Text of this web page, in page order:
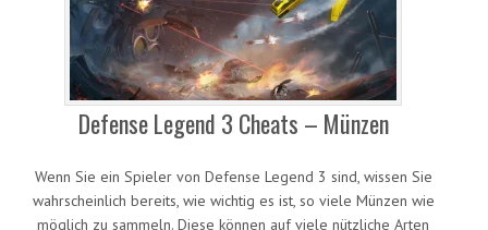
Defense Legend 3 Cheats – Münzen
Wenn Sie ein Spieler von Defense Legend 3 sind, wissen Sie
wahrscheinlich bereits, wie wichtig es ist, so viele Münzen wie
möglich zu sammeln. Diese können auf viele nützliche Arten